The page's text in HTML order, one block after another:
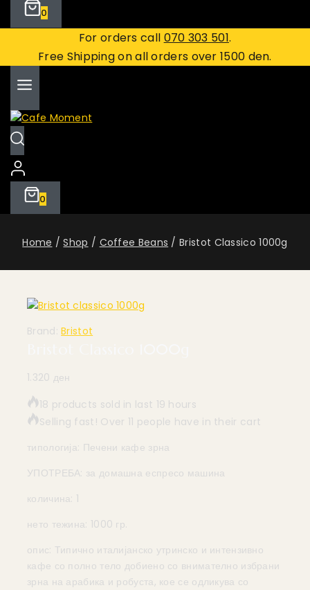
0
For orders call 070 303 501.
Free Shipping on all orders over 1500 den.
0
Home / Shop / Coffee Beans / Bristot Classico 1000g
Brand:Bristot
1.320 ден
18 products sold in last 19 hours
Selling fast! Over 11 people have in their cart
типологија: Печени кафе зрна
УПОТРЕБА: за домашна еспресо машина
количина: 1
нето тежина: 1000 гр.
опис: Типично италијанско утринско и интензивно
кафе со полно тело добиено со внимателно избрани
зрна на арабика и робуста, кое се одликува со